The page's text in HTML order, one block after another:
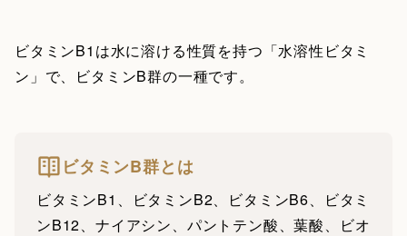
ビタミンB1は水に溶ける性質を持つ「水溶性ビタミ
ン」で、ビタミンB群の一種です。
ビタミンB群とは
ビタミンB1、ビタミンB2、ビタミンB6、ビタミ
ンB12、ナイアシン、パントテン酸、葉酸、ビオ